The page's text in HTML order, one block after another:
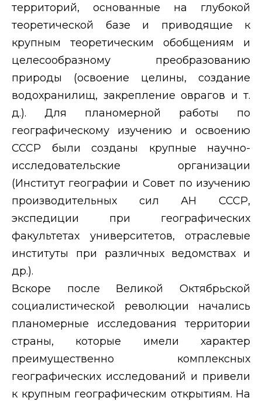
территорий, основанные на глубокой
теоретической базе и приводящие к
крупным теоретическим обобщениям и
целесообразному преобразованию
природы (освоение целины, создание
водохранилищ, закрепление оврагов и т.
д.). Для планомерной работы по
географическому изучению и освоению
СССР были созданы крупные научно-
исследовательские организации
(Институт географии и Совет по изучению
производительных сил АН СССР,
экспедиции при географических
факультетах университетов, отраслевые
институты при различных ведомствах и
др.).
Вскоре после Великой Октябрьской
социалистической революции начались
планомерные исследования территории
страны, которые имели характер
преимущественно комплексных
географических исследований и привели
к крупным географическим открытиям. На